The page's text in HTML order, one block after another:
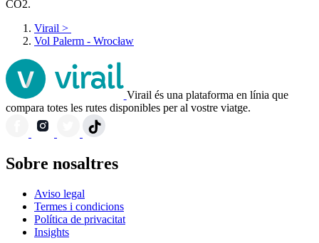
CO2.
Virail >
Vol Palerm - Wrocław
Virail és una plataforma en línia que
compara totes les rutes disponibles per al vostre viatge.
Sobre nosaltres
Aviso legal
Termes i condicions
Política de privacitat
Insights